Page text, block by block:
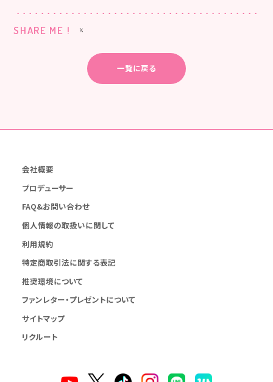
SHARE ME !
一覧に戻る
会社概要
プロデューサー
FAQ&お問い合わせ
個人情報の取扱いに関して
利用規約
特定商取引法に関する表記
推奨環境について
ファンレター・プレゼントについて
サイトマップ
リクルート